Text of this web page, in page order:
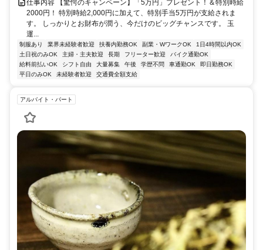
仕事内容 【驚愕のキャンペーン】「5万円」プレゼント！＆特別時給
2000円！ 特別時給2,000円に加えて、特別手当5万円が支給されま
す。 しっかりとお財布が潤う、今だけのビッグチャンスです。 玉
運...
制服あり 業界未経験者歓迎 扶養内勤務OK 副業・WワークOK
1日4時間以内OK
土日祝のみOK
主婦・主夫歓迎 長期 フリーター歓迎
バイク通勤OK
給料前払いOK
シフト自由 大量募集 午後 学歴不問 車通勤OK
即日勤務OK
平日のみOK
未経験者歓迎 交通費全額支給
アルバイト・パート